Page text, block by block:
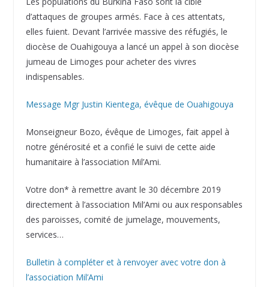
d’attaques de groupes armés. Face à ces attentats,
elles fuient. Devant l’arrivée massive des réfugiés, le
diocèse de Ouahigouya a lancé un appel à son diocèse
jumeau de Limoges pour acheter des vivres
indispensables.
Message Mgr Justin Kientega, évêque de Ouahigouya
Monseigneur Bozo, évêque de Limoges, fait appel à
notre générosité et a confié le suivi de cette aide
humanitaire à l’association Mil’Ami.
Votre don* à remettre avant le 30 décembre 2019
directement à l’association Mil’Ami ou aux responsables
des paroisses, comité de jumelage, mouvements,
services…
Bulletin à compléter et à renvoyer avec votre don à
l’association Mil’Ami